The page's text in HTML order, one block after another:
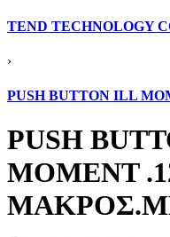
TEND TECHNOLOGY
›
PUSH BUTTON ILL
PUSH
ΜΟΜΕΝΤ